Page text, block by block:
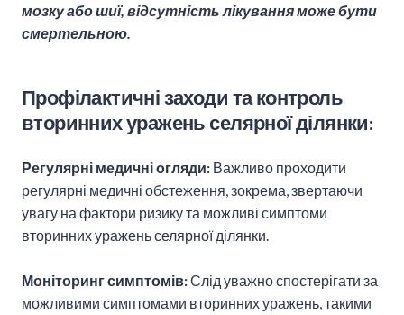
мозку або шиї, відсутність лікування може бути
смертельною.
Профілактичні заходи та контроль
вторинних уражень селярної ділянки:
Регулярні медичні огляди: Важливо проходити
регулярні медичні обстеження, зокрема, звертаючи
увагу на фактори ризику та можливі симптоми
вторинних уражень селярної ділянки.
Моніторинг симптомів:Слід уважно спостерігати за
можливими симптомами вторинних уражень, такими